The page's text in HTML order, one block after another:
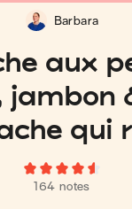
aux
jambon
qui
164 notes
Barbara